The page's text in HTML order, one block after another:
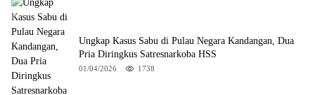
Ungkap Kasus Sabu di Pulau Negara Kandangan, Dua
Pria Diringkus Satresnarkoba HSS
01/04/2026 1738